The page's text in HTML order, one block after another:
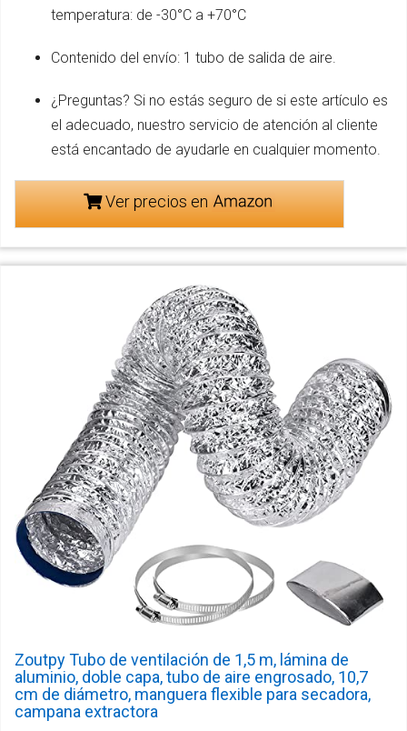
temperatura: de -30°C a +70°C
Contenido del envío: 1 tubo de salida de aire.
¿Preguntas? Si no estás seguro de si este artículo es
el adecuado, nuestro servicio de atención al cliente
está encantado de ayudarle en cualquier momento.
Ver precios en
Zoutpy Tubo de ventilación de 1,5 m, lámina de
aluminio, doble capa, tubo de aire engrosado, 10,7
cm de diámetro, manguera flexible para secadora,
campana extractora